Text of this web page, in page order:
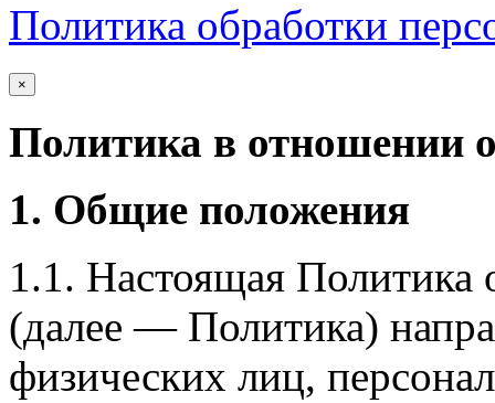
Политика обработки
×
Политика в отношении
1. Общие положения
1.1. Настоящая Политика
(далее — Политика)
физических лиц,